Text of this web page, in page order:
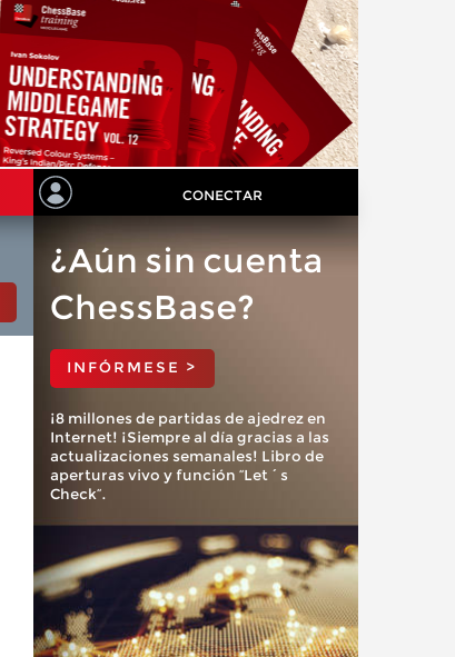
CONECTAR
¿Aún sin cuenta
ChessBase?
INFÓRMESE >
¡8 millones de partidas de ajedrez en
Internet! ¡Siempre al día gracias a las
actualizaciones semanales! Libro de
aperturas vivo y función “Let´s
Check”.